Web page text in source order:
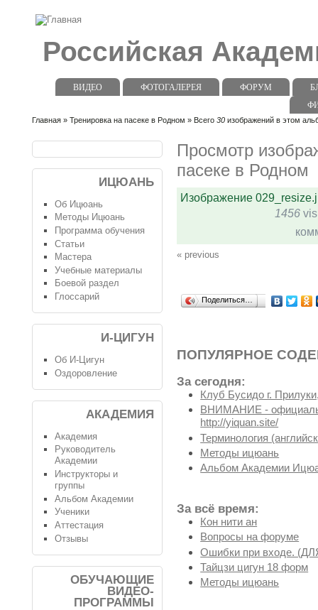
Российская
ВИДЕО ФОТОГАЛЕРЕЯ ФОРУМ
Главная » Тренировка на пасеке в Родном » Всего 30 изображений в этом
Просмотр
пасеке в Родном
Изображение
1456
« previous
Поделиться…
ПОПУЛЯРНОЕ
За сегодня:
Клуб Бусидо г.
ВНИМАНИЕ -
http://yiquan.site/
Терминология
Методы ицюань
Альбом Академии
За всё время:
Кон нити ан
Вопросы на форуме
Ошибки при входе.
Тайцзи цигун 18 форм
Методы ицюань
ИЦЮАНЬ
Об Ицюань
Методы Ицюань
Программа обучения
Статьи
Мастера
Учебные материалы
Боевой раздел
Глоссарий
И-ЦИГУН
Об И-Цигун
Оздоровление
АКАДЕМИЯ
Академия
Руководитель
Академии
Инструкторы и
группы
Альбом Академии
Ученики
Аттестация
Отзывы
ОБУЧАЮЩИЕ
ВИДЕО-
ПРОГРАММЫ